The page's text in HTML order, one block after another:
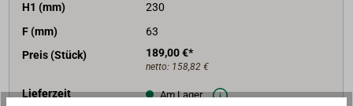
H1 (mm)
230
F (mm)
63
Preis (Stück)
189,00 €*
netto: 158,82 €
Lieferzeit Am Lager